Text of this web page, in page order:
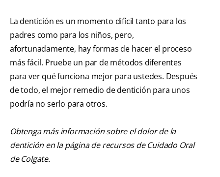
La dentición es un momento difícil tanto para los
padres como para los niños, pero,
afortunadamente, hay formas de hacer el proceso
más fácil. Pruebe un par de métodos diferentes
para ver qué funciona mejor para ustedes. Después
de todo, el mejor remedio de dentición para unos
podría no serlo para otros.
Obtenga más información sobre el dolor de la
dentición en la página de recursos de Cuidado Oral
de Colgate.